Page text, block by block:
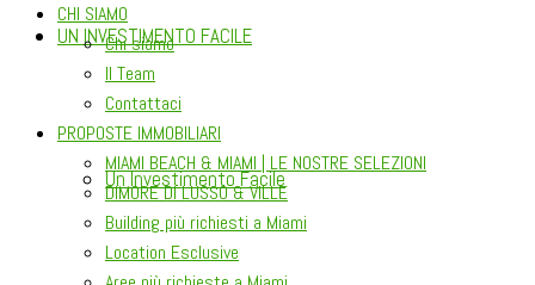
UN INVESTIMENTO FACILE
Un Investimento Facile
CHI SIAMO
Chi siamo
Il Team
Contattaci
PROPOSTE IMMOBILIARI
MIAMI BEACH & MIAMI | LE NOSTRE SELEZIONI
DIMORE DI LUSSO & VILLE
Building più richiesti a Miami
Location Esclusive